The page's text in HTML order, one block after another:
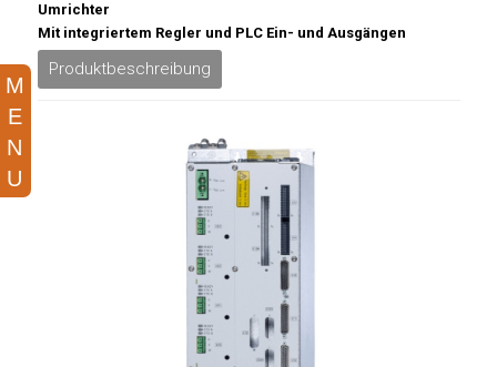
Umrichter
Mit integriertem Regler und PLC Ein- und Ausgängen
Produktbeschreibung